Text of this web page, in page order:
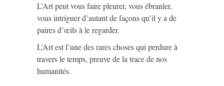
L’Art peut vous faire pleurer, vous ébranler,
vous intriguer d’autant de façons qu’il y a de
paires d’œils à le regarder.
L’Art est l’une des rares choses qui perdure à
travers le temps, preuve de la trace de nos
humanités.